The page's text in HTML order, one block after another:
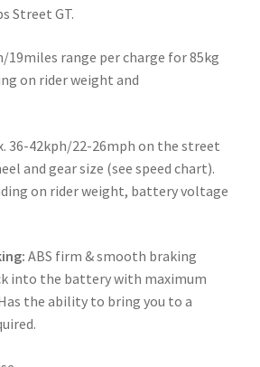
Street GT.
19miles range per charge for 85kg
on rider weight and
36-42kph/22-26mph on the street
and gear size (see speed chart).
on rider weight, battery voltage
ABS firm & smooth braking
into the battery with maximum
the ability to bring you to a